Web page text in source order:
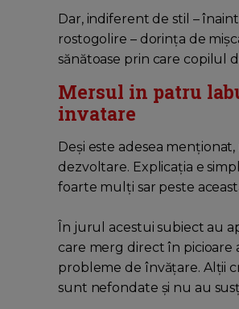
Dar, indiferent de stil –
rostogolire – dorința de
sănătoase prin care copilul
Mersul in patru
invatare
Deși este adesea
dezvoltare. Explicația e
foarte mulți sar peste
În jurul acestui subiect au
care merg direct în picioare
probleme de învățare. Alții
sunt nefondate și nu au